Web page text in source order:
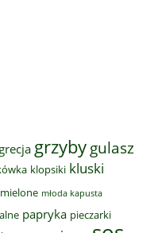
grecja grzyby gulasz
klopsiki kluski
mielone młoda kapusta
papryka pieczarki